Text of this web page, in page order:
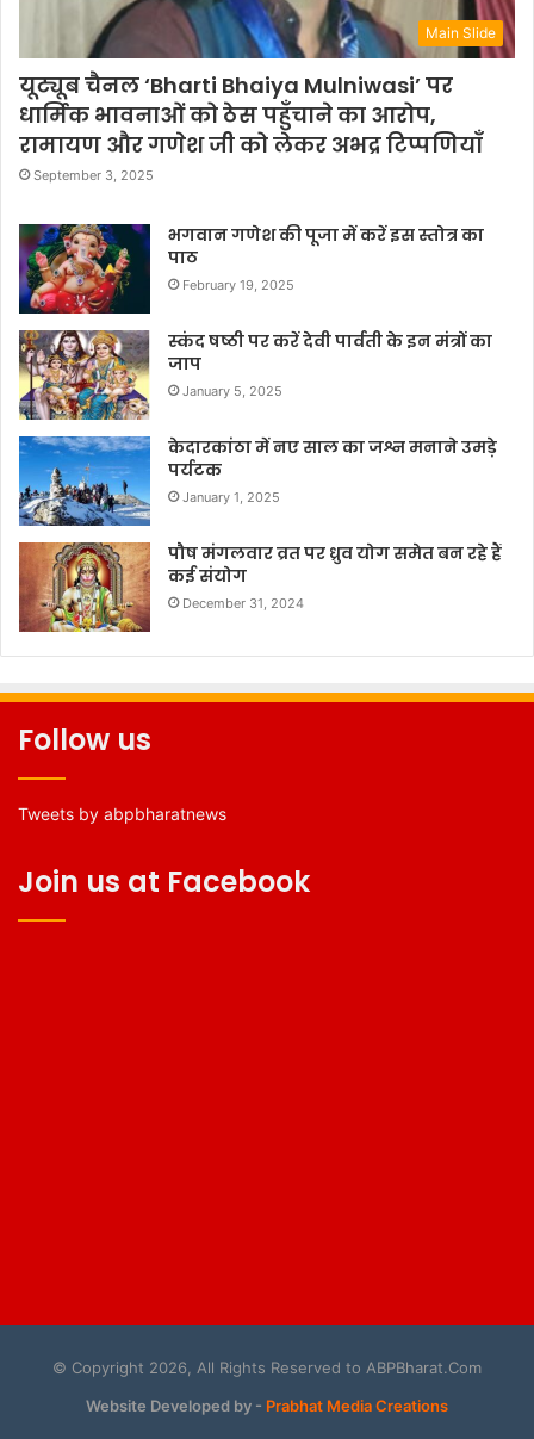
Main Slide
यूट्यूब चैनल ‘Bharti Bhaiya Mulniwasi’ पर
धार्मिक भावनाओं को ठेस पहुँचाने का आरोप,
रामायण और गणेश जी को लेकर अभद्र टिप्पणियाँ
September 3, 2025
भगवान गणेश की पूजा में करें इस स्तोत्र का
पाठ
February 19, 2025
स्कंद षष्ठी पर करें देवी पार्वती के इन मंत्रों का
जाप
January 5, 2025
केदारकांठा में नए साल का जश्न मनाने उमड़े
पर्यटक
January 1, 2025
पौष मंगलवार व्रत पर ध्रुव योग समेत बन रहे हैं
कई संयोग
December 31, 2024
Follow us
Tweets by abpbharatnews
Join us at Facebook
© Copyright 2026, All Rights Reserved to ABPBharat.Com
Website Developed by - Prabhat Media Creations